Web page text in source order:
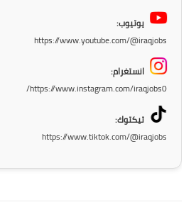
العالي
يوتيوب:
https://www.youtube.com/@iraqjobs
انستغرام:
https://www.instagram.com/iraqjobs0/
تيكتوك:
https://www.tiktok.com/@iraqjobs